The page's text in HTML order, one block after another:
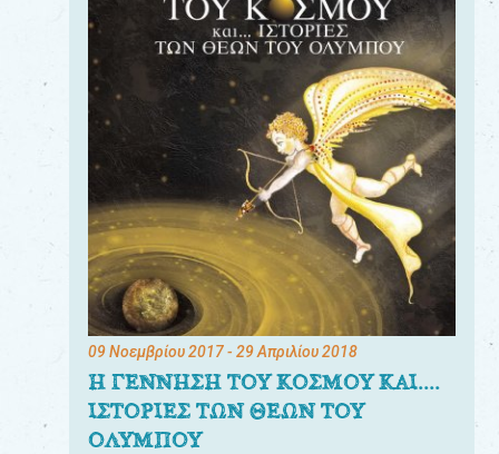
09 Νοεμβρίου 2017- 29 Απριλίου 2018
Η ΓΕΝΝΗΣΗ ΤΟΥ ΚΟΣΜΟΥ ΚΑΙ....
ΙΣΤΟΡΙΕΣ ΤΩΝ ΘΕΩΝ ΤΟΥ
ΟΛΥΜΠΟΥ